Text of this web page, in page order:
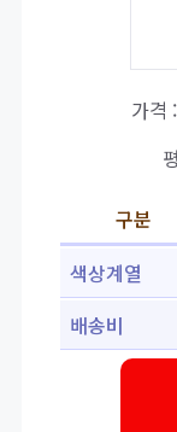
가격 :
구분
색상계열
배송비